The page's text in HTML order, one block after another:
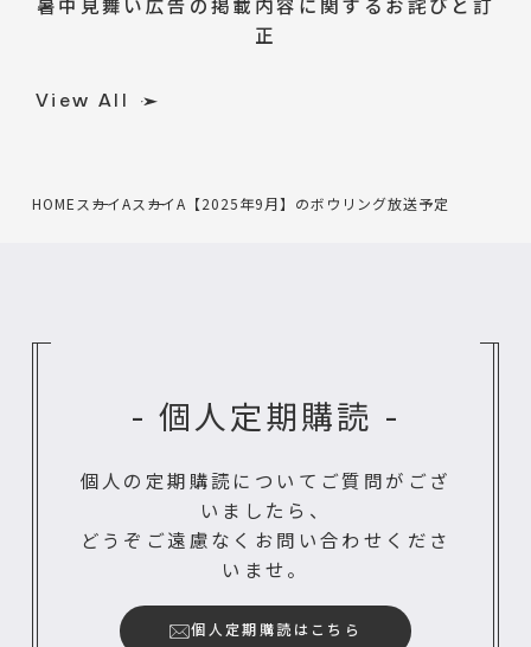
正
View All
HOME スカイAスカイA【2025年9月】のボウリング放送予定
- 個人定期購読 -
個人の定期購読についてご質問がござ
いましたら、
どうぞご遠慮なくお問い合わせくださ
いませ。
個人定期購読はこちら